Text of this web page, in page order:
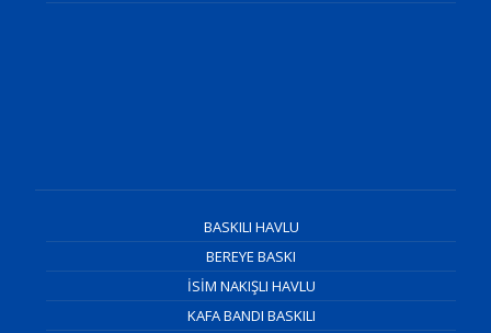
BASKILI HAVLU
BEREYE BASKI
İSİM NAKIŞLI HAVLU
KAFA BANDI BASKILI